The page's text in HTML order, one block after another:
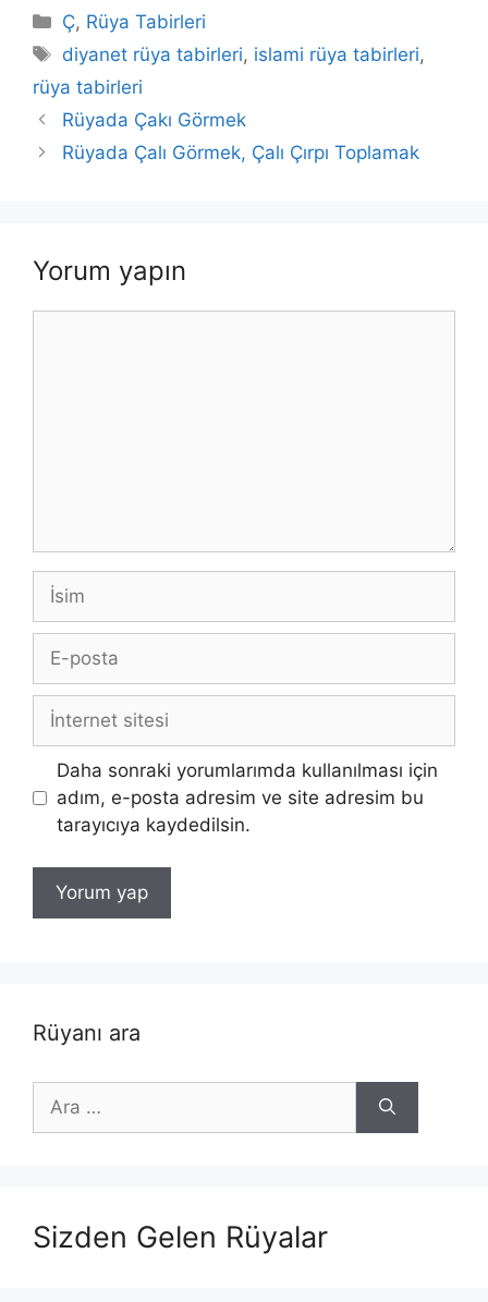
Kategoriler
Ç, Rüya Tabirleri
Etiketler
diyanet rüya tabirleri, islami rüya tabirleri,
rüya tabirleri
Rüyada Çakı Görmek
Rüyada Çalı Görmek, Çalı Çırpı Toplamak
Yorum yapın
İsim
posta
İnternet
Daha sonraki yorumlarımda kullanılması için
adım, e-posta adresim ve site adresim bu
tarayıcıya kaydedilsin.
Rüyanı ara
ara
Sizden Gelen Rüyalar